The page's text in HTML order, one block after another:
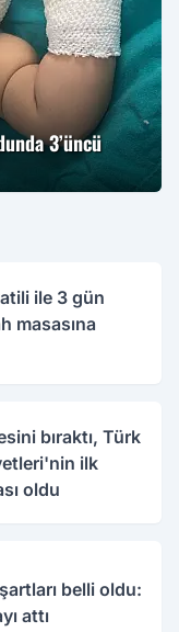
3’üncü
ile 3 gün
masasına
bıraktı, Türk
ilk
oldu
belli oldu:
attı